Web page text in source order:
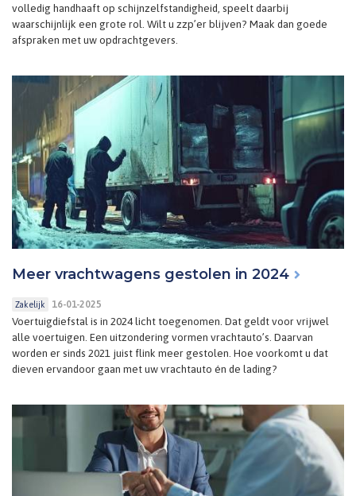
volledig handhaaft op schijnzelfstandigheid, speelt daarbij
waarschijnlijk een grote rol. Wilt u zzp’er blijven? Maak dan goede
afspraken met uw opdrachtgevers.
Meer vrachtwagens gestolen in 2024
Zakelijk 16-01-2025
Voertuigdiefstal is in 2024 licht toegenomen. Dat geldt voor vrijwel
alle voertuigen. Een uitzondering vormen vrachtauto’s. Daarvan
worden er sinds 2021 juist flink meer gestolen. Hoe voorkomt u dat
dieven ervandoor gaan met uw vrachtauto én de lading?